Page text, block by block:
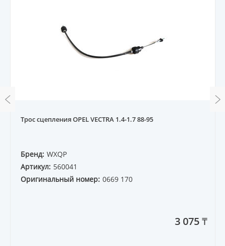
Трос сцепления OPEL VECTRA 1.4-1.7 88-95
Бренд: WXQP
Артикул: 560041
Оригинальный номер: 0669 170
3 075 ₸